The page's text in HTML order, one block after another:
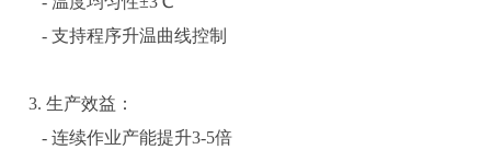
- 支持程序升温曲线控制
3. 生产效益：
- 连续作业产能提升3-5倍